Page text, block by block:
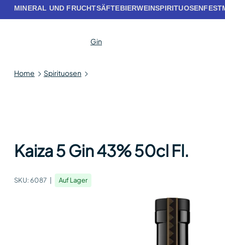
MINERAL UND FRUCHTSÄFTEBIERWEINSPIRITUOSEN
Home Spirituosen
Gin
Kaiza 5 Gin 43% 50cl Fl.
SKU:6087 Auf Lager